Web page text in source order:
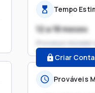
Tempo
12 a 18 meses
Processo iniciado
Criar
Prováveis